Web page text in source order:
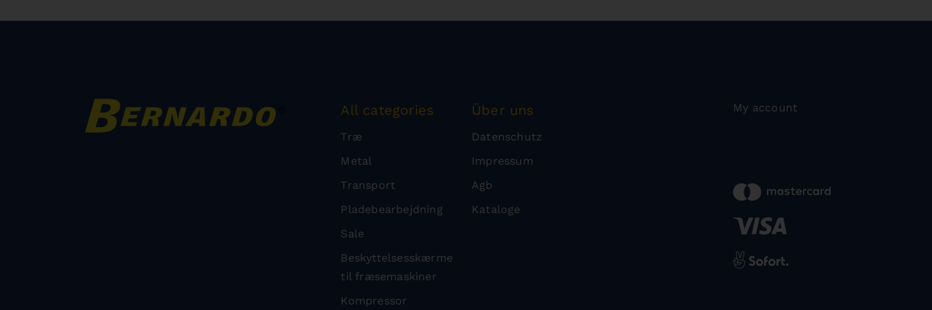
All categories
Træ
Metal
Transport
Pladebearbejdning
Sale
Beskyttelsesskærme
til fræsemaskiner
Kompressor
Über uns
Datenschutz
Impressum
Agb
Kataloge
My account